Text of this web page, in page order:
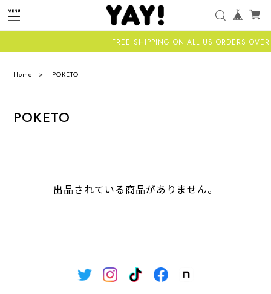
FREE SHIPPING ON ALL US ORDERS
Home POKETO
POKETO
出品されている商品がありません。